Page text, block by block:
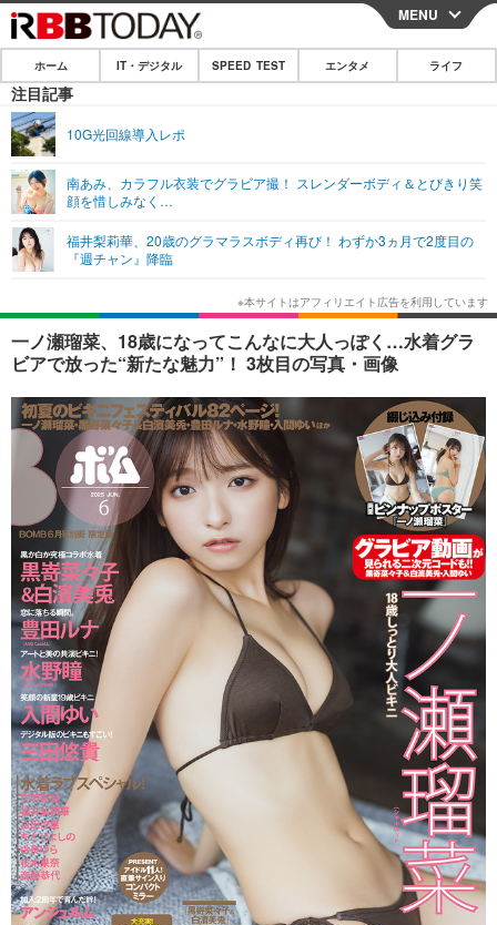
CLOSE
ホーム
IT・デジタル
ネタ
ショッピング その他
SPEED TEST
エンタメ
エンタメTOP
韓国・芸能
音楽 スポーツ
ショッピング その他
ライフ
ライフTOP グルメ
ペット ショッピング
その他
リリース一覧
プッシュ通知の停止方法
MENU
ホーム IT・デジタル SPEED TEST エンタメ ライフ
注目記事
10G光回線導入レポ
南あみ、カラフル衣装でグラビア撮！ スレンダーボディ＆とびきり笑
顔を惜しみなく…
福井梨莉華、20歳のグラマラスボディ再び！ わずか3ヵ月で2度目の
『週チャン』降臨
一ノ瀬瑠菜、18歳になってこんなに大人っぽく…水着グラ
ビアで放った“新たな魅力”！ 3枚目の写真・画像